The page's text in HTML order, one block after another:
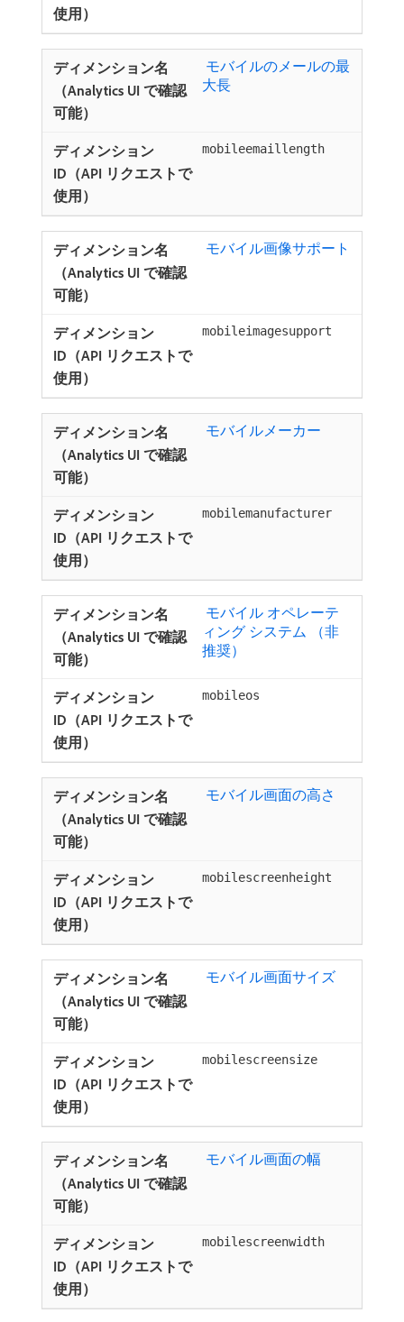
​ モバイルのメールの最
大長
mobileemaillength
​ モバイル画像サポート
mobileimagesupport
​ モバイルメーカー
mobilemanufacturer
​ モバイル オペレーテ
ィング システム （非
推奨） ​
mobileos
​ モバイル画面の高さ
mobilescreenheight
​ モバイル画面サイズ ​
mobilescreensize
​ モバイル画面の幅
mobilescreenwidth